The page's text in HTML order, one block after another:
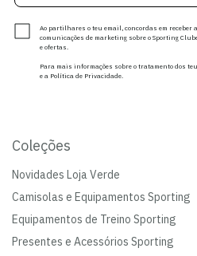
Ao partilhares o teu email, concordas em receber
comunicações de marketing sobre o Sporting
e ofertas.
Para mais informações sobre o tratamento dos
e a Política de Privacidade.
Coleções
Novidades Loja Verde
Camisolas e Equipamentos Sporting
Equipamentos de Treino Sporting
Presentes e Acessórios Sporting